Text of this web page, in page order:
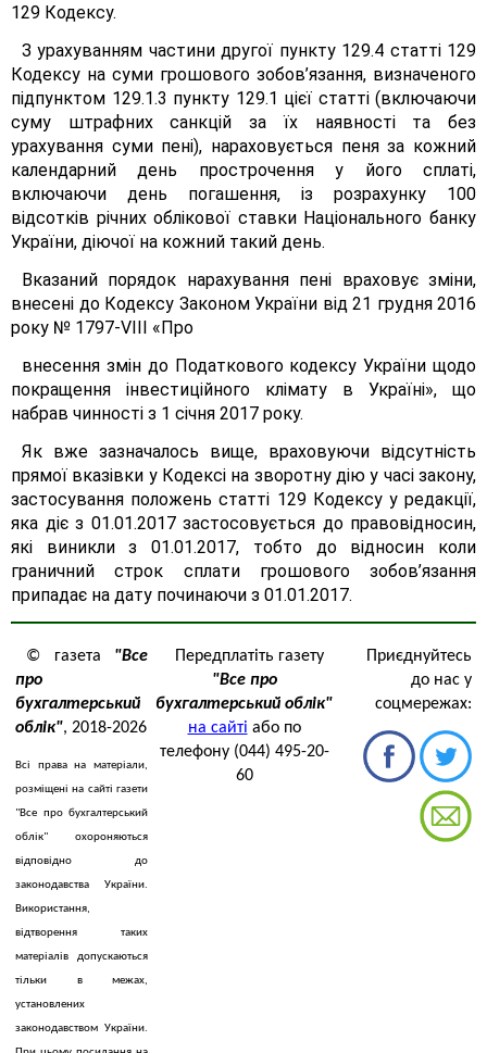
129 Кодексу.
З урахуванням частини другої пункту 129.4 статті 129
Кодексу на суми грошового зобов’язання, визначеного
підпунктом 129.1.3 пункту 129.1 цієї статті (включаючи
суму штрафних санкцій за їх наявності та без
урахування суми пені), нараховується пеня за кожний
календарний день прострочення у його сплаті,
включаючи день погашення, із розрахунку 100
відсотків річних облікової ставки Національного банку
України, діючої на кожний такий день.
Вказаний порядок нарахування пені враховує зміни,
внесені до Кодексу Законом України від 21 грудня 2016
року № 1797-VІІІ «Про
внесення змін до Податкового кодексу України щодо
покращення інвестиційного клімату в Україні», що
набрав чинності з 1 січня 2017 року.
Як вже зазначалось вище, враховуючи відсутність
прямої вказівки у Кодексі на зворотну дію у часі закону,
застосування положень статті 129 Кодексу у редакції,
яка діє з 01.01.2017 застосовується до правовідносин,
які виникли з 01.01.2017, тобто до відносин коли
граничний строк сплати грошового зобов’язання
припадає на дату починаючи з 01.01.2017.
© газета "Все
про
бухгалтерський
облік", 2018-2026
Всі права на матеріали,
розміщені на сайті газети
"Все про бухгалтерський
облік" охороняються
відповідно до
законодавства України.
Використання,
відтворення таких
матеріалів допускаються
тільки в межах,
установлених
законодавством України.
Передплатіть газету
"Все про
бухгалтерський облік"
на сайті або по
телефону (044) 495-20-
60
Приєднуйтесь
до нас у
соцмережах: